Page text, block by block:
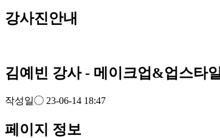
강사진안내
김예빈 강사 - 메이크업&업스타일
작성일 23-06-14 18:47
페이지 정보